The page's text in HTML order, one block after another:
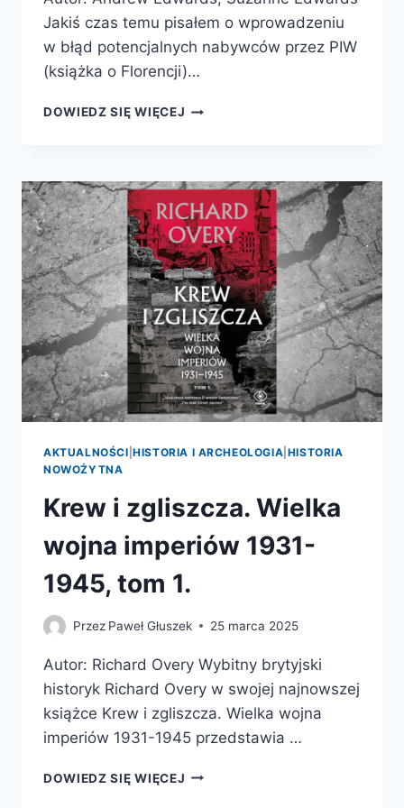
Jakiś czas temu pisałem o wprowadzeniu
w błąd potencjalnych nabywców przez PIW
(książka o Florencji)…
DOWIEDZ SIĘ WIĘCEJ PALERMO.
AKTUALNOŚCI |HISTORIA I ARCHEOLOGIA HISTORIA
NOWOŻYTNA
Krew i zgliszcza. Wielka
wojna imperiów 1931-
1945, tom 1.
Przez Paweł Głuszek 25 marca 2025
Autor: Richard Overy Wybitny brytyjski
historyk Richard Overy w swojej najnowszej
książce Krew i zgliszcza. Wielka wojna
imperiów 1931-1945 przedstawia …
DOWIEDZ SIĘ WIĘCEJ KREW